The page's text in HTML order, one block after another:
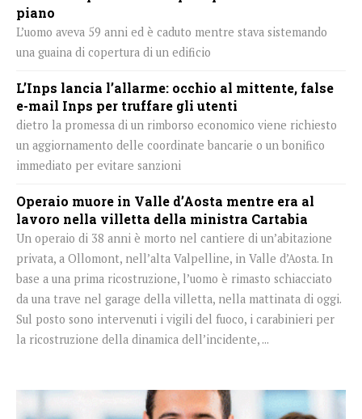
piano
L’uomo aveva 59 anni ed è caduto mentre stava sistemando
una guaina di copertura di un edificio
L’Inps lancia l’allarme: occhio al mittente, false
e-mail Inps per truffare gli utenti
dietro la promessa di un rimborso economico viene richiesto
un aggiornamento delle coordinate bancarie o un bonifico
immediato per evitare sanzioni
Operaio muore in Valle d’Aosta mentre era al
lavoro nella villetta della ministra Cartabia
Un operaio di 38 anni è morto nel cantiere di un’abitazione
privata, a Ollomont, nell’alta Valpelline, in Valle d’Aosta. In
base a una prima ricostruzione, l’uomo è rimasto schiacciato
da una trave nel garage della villetta, nella mattinata di oggi.
Sul posto sono intervenuti i vigili del fuoco, i carabinieri per
la ricostruzione della dinamica dell’incidente, ...